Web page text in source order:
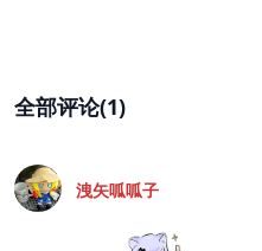
全部评论(1)
洩矢呱呱子